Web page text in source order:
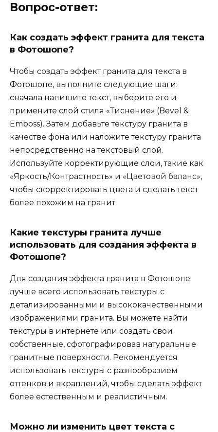
Вопрос-ответ:
Как создать эффект гранита для текста
в Фотошопе?
Чтобы создать эффект гранита для текста в
Фотошопе, выполните следующие шаги:
сначала напишите текст, выберите его и
примените слой стиля «Тиснение» (Bevel &
Emboss). Затем добавьте текстуру гранита в
качестве фона или наложите текстуру гранита
непосредственно на текстовый слой.
Используйте корректирующие слои, такие как
«Яркость/Контрастность» и «Цветовой баланс»,
чтобы скорректировать цвета и сделать текст
более похожим на гранит.
Какие текстуры гранита лучше
использовать для создания эффекта в
Фотошопе?
Для создания эффекта гранита в Фотошопе
лучше всего использовать текстуры с
детализированными и высококачественными
изображениями гранита. Вы можете найти
текстуры в интернете или создать свои
собственные, сфотографировав натуральные
гранитные поверхности. Рекомендуется
использовать текстуры с разнообразием
оттенков и вкраплений, чтобы сделать эффект
более естественным и реалистичным.
Можно ли изменить цвет текста с